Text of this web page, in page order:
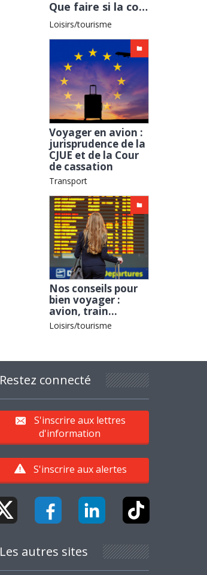
Que faire si la compagnie aérienne a perdu mon bagage ? avec l'ADEIC
Loisirs/tourisme
Voyager en avion :
jurisprudence de la
CJUE et de la Cour
de cassation
Transport
Nos conseils pour
bien voyager :
avion, train...
Loisirs/tourisme
Restez connecté
S'inscrire aux lettres
d'information
S'inscrire aux alertes
Les autres sites